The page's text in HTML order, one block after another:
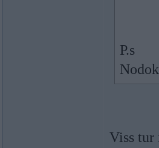
P.s
Viss tur